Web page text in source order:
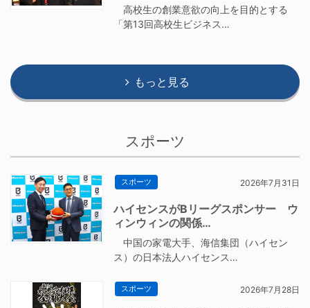
高校生の創業意欲の向上を目的とする
「第13回高校生ビジネス…
もっと見る
スポーツ
スポーツ 2026年7月31日
ハイセンスがBリーグスポンサー ウ
ィンウィンの関係…
中国の家電大手、海信集団（ハイセン
ス）の日本法人ハイセンス…
スポーツ 2026年7月28日